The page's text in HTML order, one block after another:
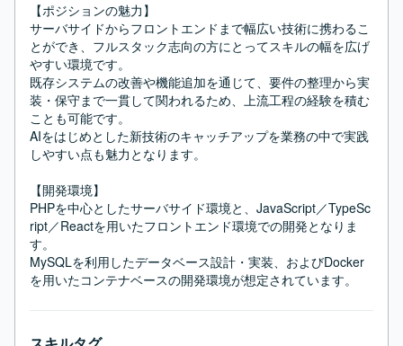
【ポジションの魅力】
サーバサイドからフロントエンドまで幅広い技術に携わるこ
とができ、フルスタック志向の方にとってスキルの幅を広げ
やすい環境です。
既存システムの改善や機能追加を通じて、要件の整理から実
装・保守まで一貫して関われるため、上流工程の経験を積む
ことも可能です。
AIをはじめとした新技術のキャッチアップを業務の中で実践
しやすい点も魅力となります。
【開発環境】
PHPを中心としたサーバサイド環境と、JavaScript／TypeSc
ript／Reactを用いたフロントエンド環境での開発となりま
す。
MySQLを利用したデータベース設計・実装、およびDocker
を用いたコンテナベースの開発環境が想定されています。